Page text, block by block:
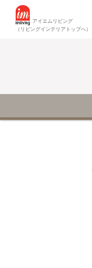
アイエムリビング
（リビングインテリアトップへ）